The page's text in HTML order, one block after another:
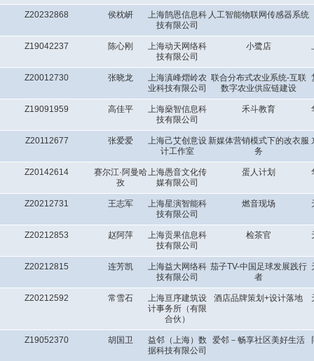
Z20232868 侯枕岍
上海鹄恩信息科
技有限公司
人工智能物联网传感器系统
Z19042237 陈心刚
上海动天网络科
技有限公司
小鹭店
Z20012730 张晓龙
上海滇峰熠岭农
业科技有限公司
联合分布式农业系统-互联
数字农业供应链建设
Z19091959 高佳平
上海燊智信息科
技有限公司
禾斗教育
Z20112677 张爱爱
上海己艾创意设
计工作室
新媒体营销模式下的改衣服
务
Z20142614
赛尔江·阿曼哈
孜
上海愚音文化传
媒有限公司
蛋人计划
Z20212731 王志军
上海星演智能科
技有限公司
燃音现场
Z20212853 赵阿萍
上海贡果信息科
技有限公司
检茶官
Z20212815 连芳凯
上海益大网络科
技有限公司
茄子TV-中国足球发展践行
者
Z20212592 常雪石
上海亘序建筑设
计事务所（有限
合伙）
酒店品牌策划+设计落地
Z19052370 胡国卫
益邻（上海）数
据科技有限公司
爱邻－畅享社区美好生活